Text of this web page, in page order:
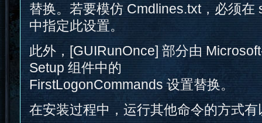
替换。若要模仿 Cmdlines.txt，必须在
中指定此设置。
此外，[GUIRunOnce] 部分由
Setup 组件中的
FirstLogonCommands 设置替换。
在安装过程中，运行其他命令的方式有